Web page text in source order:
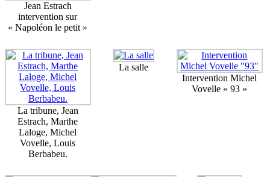
Jean Estrach
intervention sur
« Napoléon le petit »
La tribune, Jean
Estrach, Marthe
Laloge, Michel
Vovelle, Louis
Berbabeu.
La salle
Intervention Michel
Vovelle « 93 »